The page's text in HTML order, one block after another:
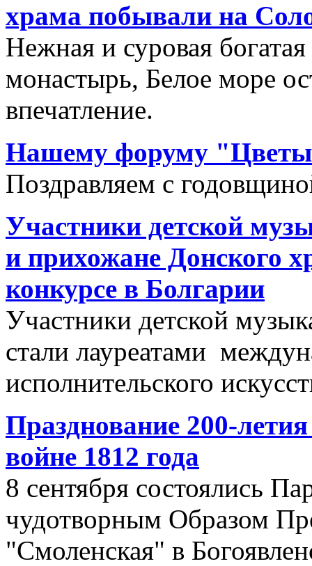
храма побывали на
Нежная и суровая
монастырь, Белое море
впечатление.
Нашему форуму "Цветы
Поздравляем с
Участники детской
и прихожане Донского
конкурсе в Болгарии
Участники детской
стали лауреатами
исполнительского
Празднование 200-
войне 1812 года
8 сентября состоялись
чудотворным Образом
"Смоленская" в